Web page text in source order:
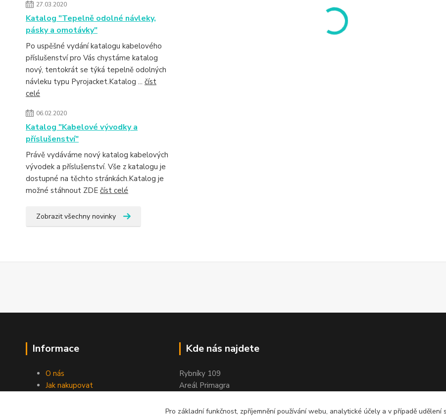
27.03.2020
Katalog "Tepelně odolné návleky,
pásky a omotávky"
Po uspěšné vydání katalogu kabelového
příslušenství pro Vás chystáme katalog
nový, tentokrát se týká tepelně odolných
návleku typu Pyrojacket.Katalog ... číst
celé
06.02.2020
Katalog "Kabelové vývodky a
příslušenství"
Právě vydáváme nový katalog kabelových
vývodek a příslušenství. Vše z katalogu je
dostupné na těchto stránkách.Katalog je
možné stáhnout ZDE číst celé
Zobrazit všechny novinky
Informace
O nás
Jak nakupovat
Kde nás najdete
Rybníky 109
Areál Primagra
Pro základní funkčnost, zpříjemnění používání webu, analytické účely a v případě udělení